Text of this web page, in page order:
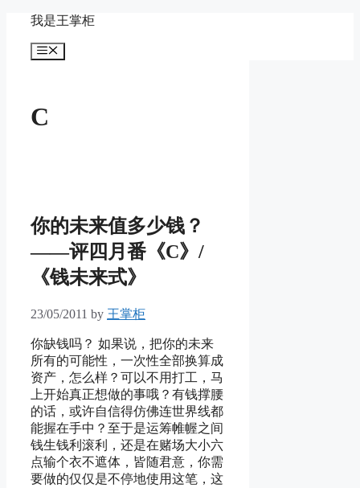
content
我是王掌柜
Menu
C
你的未来值多少钱？
——评四月番《C》/
《钱未来式》
23/05/2011 by 王掌柜
你缺钱吗？ 如果说，把你的未来
所有的可能性，一次性全部换算成
资产，怎么样？可以不用打工，马
上开始真正想做的事哦？有钱撑腰
的话，或许自信得仿佛连世界线都
能握在手中？至于是运筹帷幄之间
钱生钱利滚利，还是在赌场大小六
点输个衣不遮体，皆随君意，你需
要做的仅仅是不停地使用这笔，这